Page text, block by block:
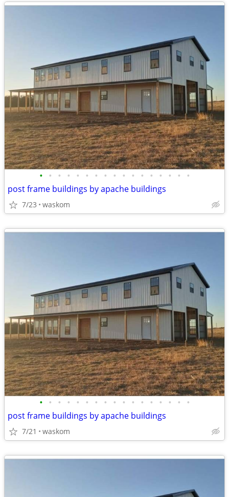
• • • • • • • • • • • • • • • • •
post frame buildings by apache buildings
7/23 waskom
• • • • • • • • • • • • • • • • •
post frame buildings by apache buildings
7/21 waskom